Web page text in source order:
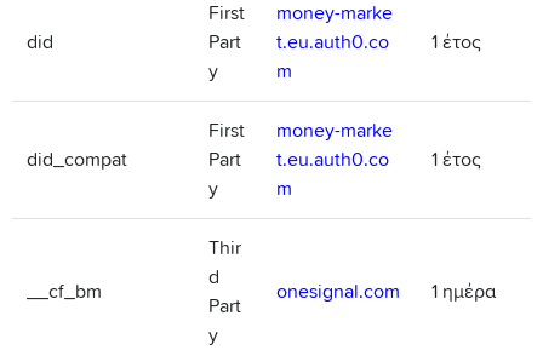
did
First
Part
y
money-marke
t.eu.auth0.co
m
1 έτος
did_compat
First
Part
y
money-marke
t.eu.auth0.co
m
1 έτος
__cf_bm
Thir
d
Part
y
onesignal.com 1 ημέρα